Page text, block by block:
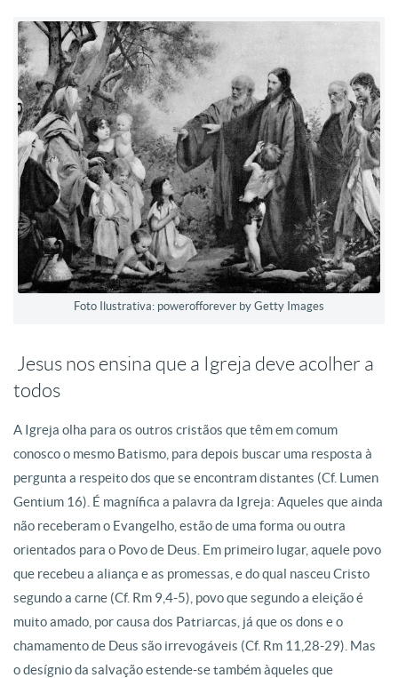
Foto Ilustrativa: powerofforever by Getty Images
Jesus nos ensina que a Igreja deve acolher a
todos
A Igreja olha para os outros cristãos que têm em comum
conosco o mesmo Batismo, para depois buscar uma resposta à
pergunta a respeito dos que se encontram distantes (Cf. Lumen
Gentium 16). É magnífica a palavra da Igreja: Aqueles que ainda
não receberam o Evangelho, estão de uma forma ou outra
orientados para o Povo de Deus. Em primeiro lugar, aquele povo
que recebeu a aliança e as promessas, e do qual nasceu Cristo
segundo a carne (Cf. Rm 9,4-5), povo que segundo a eleição é
muito amado, por causa dos Patriarcas, já que os dons e o
chamamento de Deus são irrevogáveis (Cf. Rm 11,28-29). Mas
o desígnio da salvação estende-se também àqueles que